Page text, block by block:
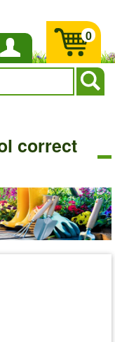
0
correct